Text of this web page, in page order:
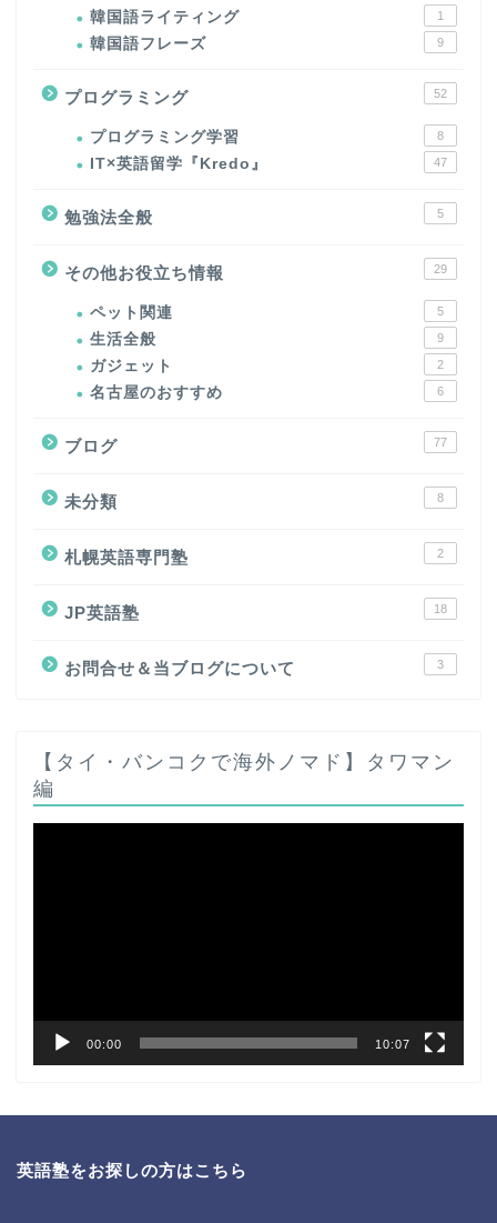
韓国語ライティング 1
韓国語フレーズ 9
プログラミング 52
プログラミング学習 8
IT×英語留学『Kredo』 47
勉強法全般 5
その他お役立ち情報 29
ペット関連 5
生活全般 9
ガジェット 2
名古屋のおすすめ 6
ブログ 77
未分類 8
札幌英語専門塾 2
JP英語塾 18
お問合せ＆当ブログについて 3
【タイ・バンコクで海外ノマド】タワマン
編
00:00 10:07
英語塾をお探しの方はこちら